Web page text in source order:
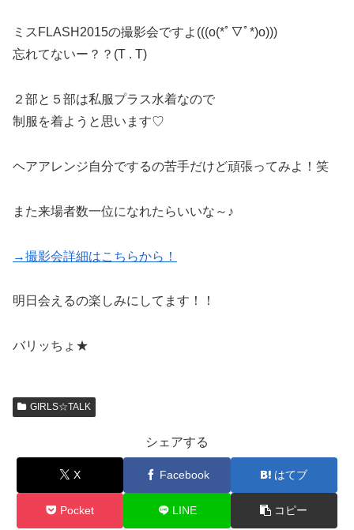
ミスFLASH2015の撮影会ですよ(((o(*ﾟ▽ﾟ*)o)))
忘れてないー？？(T . T)
２部と５部は私服プラス水着なので
制服を着ようと思います♡
ヘアアレンジ自分でするの苦手だけど頑張ってみよ！笑
また来場者数一位になれたらいいな～♪
→撮影会詳細はこちらから！
明日会えるの楽しみにしてます！！
バリッちょ★
GIRLS☆TALK
シェアする
X Facebook はてブ
Pocket LINE コピー